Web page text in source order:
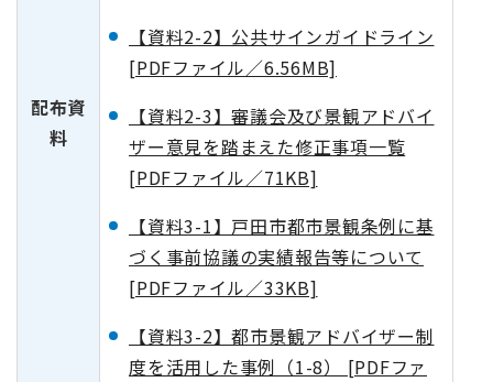
配布資
料
【資料2-2】公共サインガイドライン
[PDFファイル／6.56MB]
【資料2-3】審議会及び景観アドバイ
ザー意見を踏まえた修正事項一覧
[PDFファイル／71KB]
【資料3-1】戸田市都市景観条例に基
づく事前協議の実績報告等について
[PDFファイル／33KB]
【資料3-2】都市景観アドバイザー制
度を活用した事例（1-8） [PDFファ